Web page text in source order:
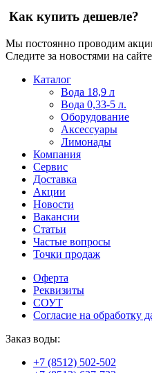
Как купить дешевле?
Мы постоянно проводим
Следите за новостями на
Пользователи
офіційний
сайт
через
разные
сайты.
можно
встретить
онлайн
казино
среди
обсуждаемых
тем.
Каталог
Вода 18,9 л
Вода 0,33-5 л.
Оборудование
Аксессуары
Лимонады
Компания
Сервис
Доставка
Акции
Новости
Вакансии
Статьи
Частые вопросы
Точки продаж
Оферта
Реквизиты
СОУТ
Согласие на обработку
Заказ воды:
+7 (8512) 502-502